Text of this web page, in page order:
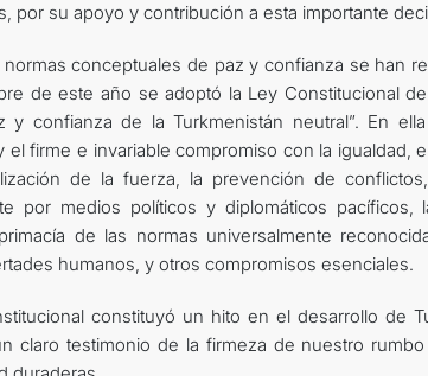
por su apoyo y contribución a esta importante
conceptuales de paz y confianza se han
de este año se adoptó la Ley Constitucional
y confianza de la Turkmenistán neutral”. En
el firme e invariable compromiso con la igualdad,
de la fuerza, la prevención de
por medios políticos y diplomáticos
de las normas universalmente
humanos, y otros compromisos esenciales.
constituyó un hito en el desarrollo de
claro testimonio de la firmeza de nuestro